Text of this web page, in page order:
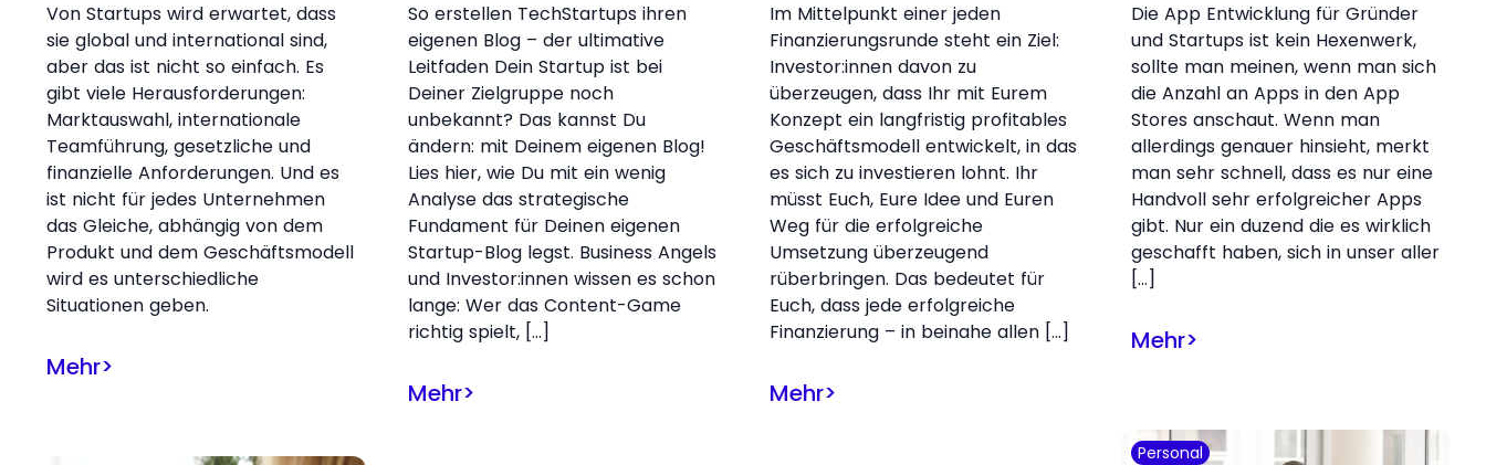
Von Startups wird erwartet, dass
sie global und international sind,
aber das ist nicht so einfach. Es
gibt viele Herausforderungen:
Marktauswahl, internationale
Teamführung, gesetzliche und
finanzielle Anforderungen. Und es
ist nicht für jedes Unternehmen
das Gleiche, abhängig von dem
Produkt und dem Geschäftsmodell
wird es unterschiedliche
Situationen geben.
Mehr>
So erstellen TechStartups ihren
eigenen Blog – der ultimative
Leitfaden Dein Startup ist bei
Deiner Zielgruppe noch
unbekannt? Das kannst Du
ändern: mit Deinem eigenen Blog!
Lies hier, wie Du mit ein wenig
Analyse das strategische
Fundament für Deinen eigenen
Startup-Blog legst. Business Angels
und Investor:innen wissen es schon
lange: Wer das Content-Game
richtig spielt, […]
Mehr>
Im Mittelpunkt einer jeden
Finanzierungsrunde steht ein Ziel:
Investor:innen davon zu
überzeugen, dass Ihr mit Eurem
Konzept ein langfristig profitables
Geschäftsmodell entwickelt, in das
es sich zu investieren lohnt. Ihr
müsst Euch, Eure Idee und Euren
Weg für die erfolgreiche
Umsetzung überzeugend
rüberbringen. Das bedeutet für
Euch, dass jede erfolgreiche
Finanzierung – in beinahe allen […]
Mehr>
Die App Entwicklung für Gründer
und Startups ist kein Hexenwerk,
sollte man meinen, wenn man sich
die Anzahl an Apps in den App
Stores anschaut. Wenn man
allerdings genauer hinsieht, merkt
man sehr schnell, dass es nur eine
Handvoll sehr erfolgreicher Apps
gibt. Nur ein duzend die es wirklich
geschafft haben, sich in unser aller
[…]
Mehr>
Personal